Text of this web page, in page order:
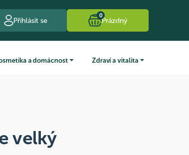
Přihlásit se
0
Prázdný
a domácnost Zdraví a vitalita
velký